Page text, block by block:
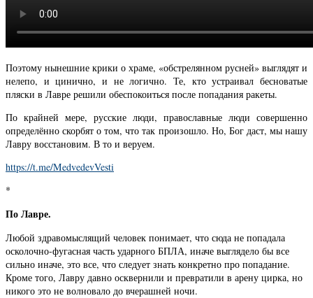
Поэтому нынешние крики о храме, «обстрелянном русней» выглядят и
нелепо, и цинично, и не логично. Те, кто устраивал бесноватые
пляски в Лавре решили обеспокоиться после попадания ракеты.
По крайней мере, русские люди, православные люди совершенно
определённо скорбят о том, что так произошло. Но, Бог даст, мы нашу
Лавру восстановим. В то и веруем.
https://t.me/MedvedevVesti
*
По Лавре.
Любой здравомыслящий человек понимает, что сюда не попадала
осколочно-фугасная часть ударного БПЛА, иначе выглядело бы все
сильно иначе, это все, что следует знать конкретно про попадание.
Кроме того, Лавру давно осквернили и превратили в арену цирка, но
никого это не волновало до вчерашней ночи.